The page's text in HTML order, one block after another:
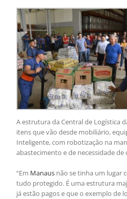
A estrutura da Central de Logística
itens que vão desde mobiliário,
Inteligente, com robotização na
abastecimento e de necessidade de
“Em Manaus não se tinha um lugar
tudo protegido. É uma estrutura
já estão pagos e que o exemplo de